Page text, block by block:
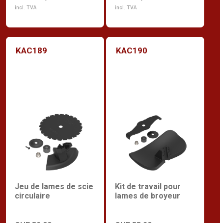
incl. TVA incl. TVA
KAC189
Jeu de lames de scie
circulaire
KAC190
Kit de travail pour
lames de broyeur